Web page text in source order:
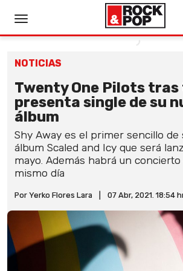
NOTICIAS
Twenty One Pilots
presenta single de su
álbum
Shy Away es el primer sencillo de
álbum Scaled and Icy que será
mayo. Además habrá un
mismo día
Por Yerko Flores Lara 07 Abr, 2021. 18:54